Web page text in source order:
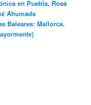
en Puebla, Rosa
Ahumada
Baleares: Mallorca,